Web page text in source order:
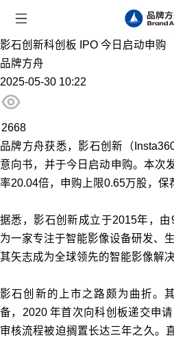
影石创新科创板 IPO 今日启动申购
品牌方舟
2025-05-30 10:22
2668
品牌方舟获悉，影石创新（
意向书，并于今日启动申购。本次
率20.04倍，申购上限0.65万股，保
据悉，影石创新成立于2015年，
为一家专注于智能影像设备研发、
其矢志成为全球领先的智能影像解
影石创新的上市之路颇为曲折。
备，2020 年首次向科创板递交申
审核流程被迫搁置长达三年之久。